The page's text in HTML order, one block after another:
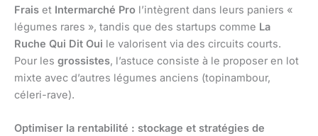
Frais et Intermarché Pro l’intègrent dans leurs paniers «
légumes rares », tandis que des startups comme La
Ruche Qui Dit Oui le valorisent via des circuits courts.
Pour les grossistes, l’astuce consiste à le proposer en lot
mixte avec d’autres légumes anciens (topinambour,
céleri-rave).
Optimiser la rentabilité : stockage et stratégies de